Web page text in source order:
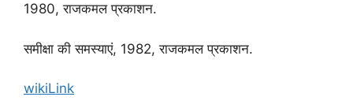
1980, राजकमल प्रकाशन.
समीक्षा की समस्याएं, 1982, राजकमल प्रकाशन.
wikiLink